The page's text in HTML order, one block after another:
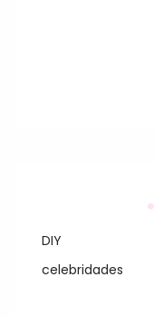
DIY
celebridades